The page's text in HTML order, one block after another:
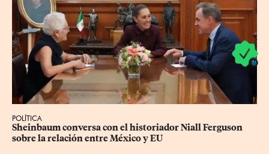
POLÍTICA
Sheinbaum conversa con el historiador Niall Ferguson
sobre la relación entre México y EU